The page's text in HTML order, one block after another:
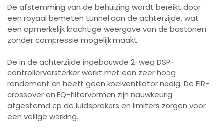
De afstemming van de behuizing wordt bereikt door
een royaal bemeten tunnel aan de achterzijde, wat
een opmerkelijk krachtige weergave van de bastonen
zonder compressie mogelijk maakt.
De in de achterzijde ingebouwde 2-weg DSP-
controllerversterker werkt met een zeer hoog
rendement en heeft geen koelventilator nodig. De FIR-
crossover en EQ-filtervormen zijn nauwkeurig
afgestemd op de luidsprekers en limiters zorgen voor
een veilige werking.